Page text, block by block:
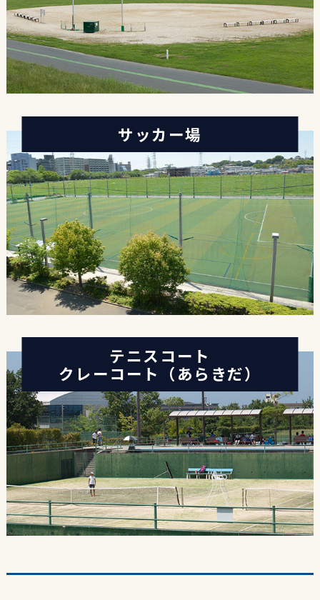
サッカー場
テニスコート
クレーコート（あらきだ）